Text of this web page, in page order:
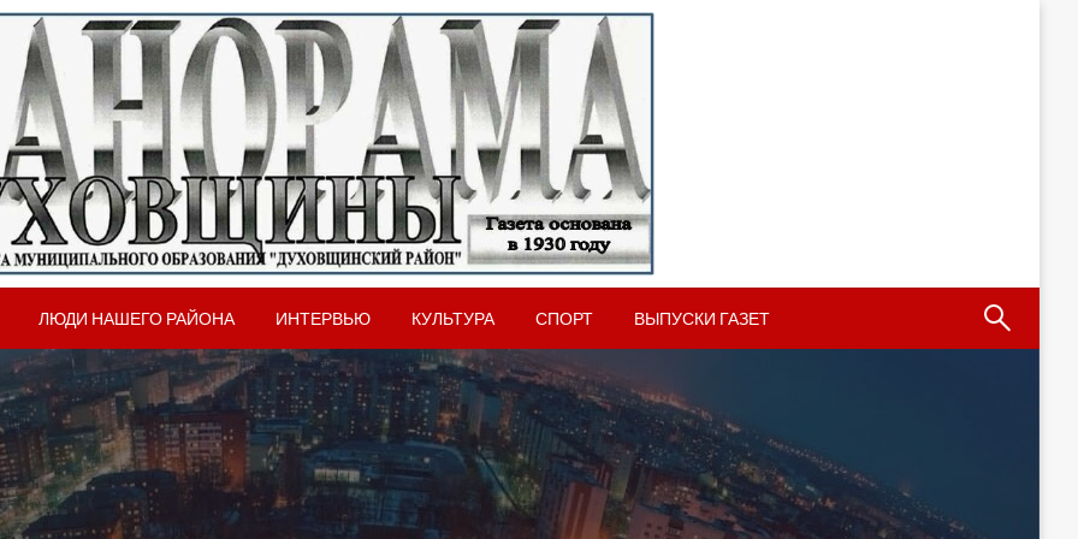
Духовщины
района Смоленской области
ЛЮДИ НАШЕГО РАЙОНА ИНТЕРВЬЮ КУЛЬТУРА СПОРТ ВЫПУСКИ ГАЗЕТ